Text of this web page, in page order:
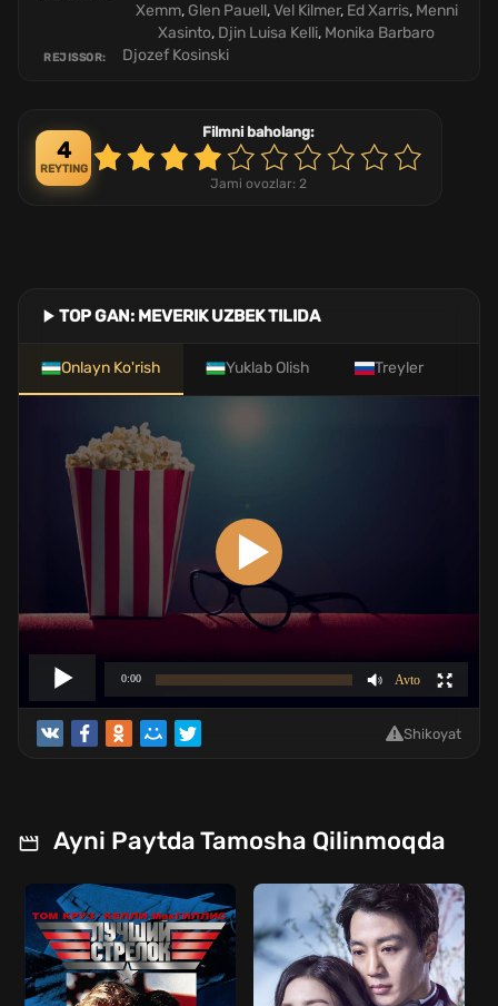
Xemm, Glen Pauell,Vel Kilmer, Ed Xarris, Menni
Xasinto, Djin Luisa Kelli, Monika Barbaro
REJISSOR: Djozef Kosinski
4
REYTING
Filmni baholang:
Jami ovozlar: 2
TOP GAN: MEVERIK UZBEK TILIDA
Onlayn Ko'rish Yuklab Olish Treyler
Shikoyat
Ayni Paytda Tamosha Qilinmoqda